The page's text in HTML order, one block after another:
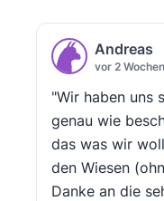
Andreas
vor 2 Wochen
"Wir haben uns
genau wie
das was wir
den Wiesen
Danke an die